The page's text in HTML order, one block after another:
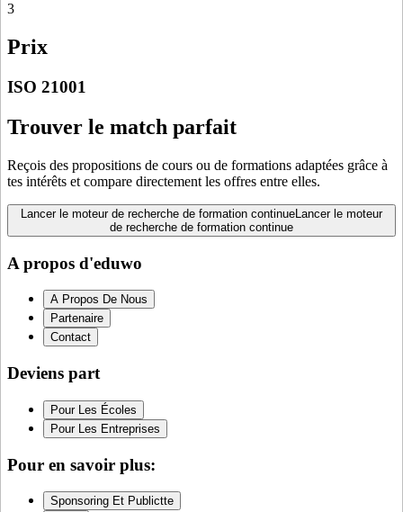
3
Prix
ISO 21001
Trouver le match parfait
Reçois des propositions de cours ou de formations adaptées grâce à
tes intérêts et compare directement les offres entre elles.
Lancer le moteur de recherche de formation continue Lancer le moteur
de recherche de formation continue
A propos d'eduwo
A Propos De Nous
Partenaire
Contact
Deviens part
Pour Les Écoles
Pour Les Entreprises
Pour en savoir plus:
Sponsoring Et Publictte